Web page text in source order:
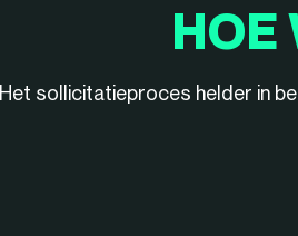
HOE
Het sollicitatieproces helder in